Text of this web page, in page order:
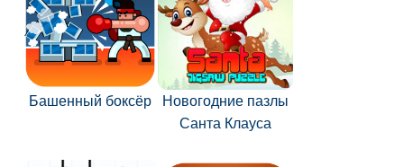
Башенный боксёр
Новогодние пазлы
Санта Клауса